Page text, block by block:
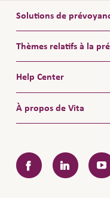
Solutions de
Thèmes relatifs à la
Help Center
À propos de Vita
FacebookLinkedIn